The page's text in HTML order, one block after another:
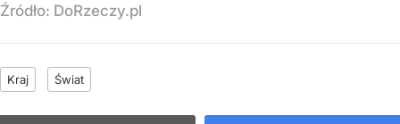
Źródło: DoRzeczy.pl
Kraj Świat